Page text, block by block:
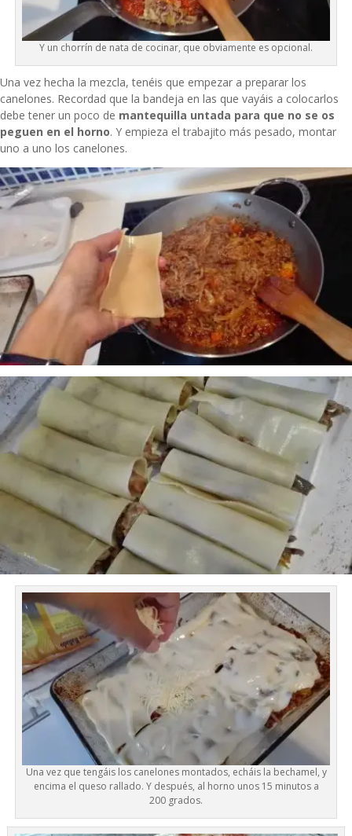
Y un chorrín de nata de cocinar, que obviamente es opcional.
Una vez hecha la mezcla, tenéis que empezar a preparar los
canelones. Recordad que la bandeja en las que vayáis a colocarlos
debe tener un poco de mantequilla untada para que no se os
peguen en el horno. Y empieza el trabajito más pesado, montar
uno a uno los canelones.
Una vez que tengáis los canelones montados, echáis la bechamel, y
encima el queso rallado. Y después, al horno unos 15 minutos a
200 grados.